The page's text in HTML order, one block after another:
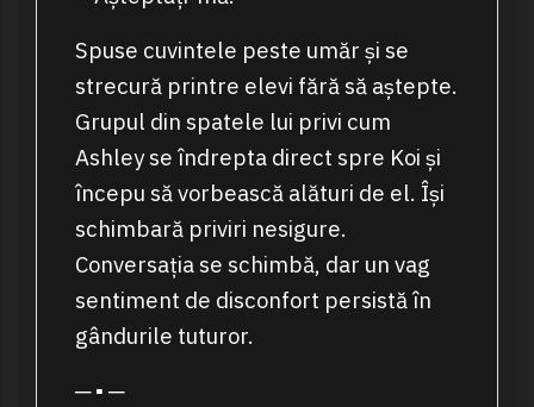
Spuse cuvintele peste umăr și se
strecură printre elevi fără să aștepte.
Grupul din spatele lui privi cum
Ashley se îndrepta direct spre Koi și
începu să vorbească alături de el. Își
schimbară priviri nesigure.
Conversația se schimbă, dar un vag
sentiment de disconfort persistă în
gândurile tuturor.
─ ▪ ─